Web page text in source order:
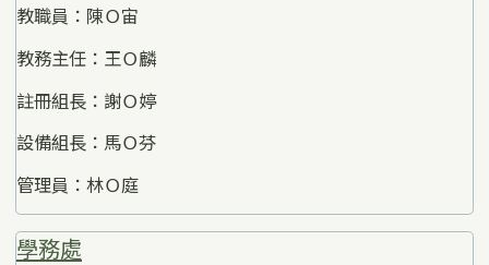
教職員：陳Ｏ宙
教務主任：王Ｏ麟
註冊組長：謝Ｏ婷
設備組長：馬Ｏ芬
管理員：林Ｏ庭
學務處